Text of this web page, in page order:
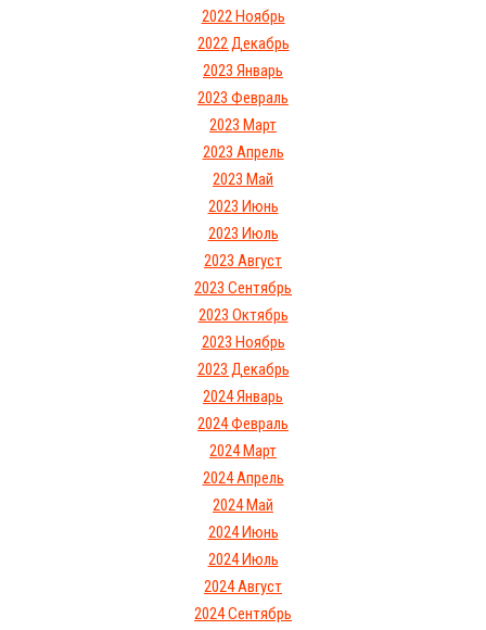
2022 Ноябрь
2022 Декабрь
2023 Январь
2023 Февраль
2023 Март
2023 Апрель
2023 Май
2023 Июнь
2023 Июль
2023 Август
2023 Сентябрь
2023 Октябрь
2023 Ноябрь
2023 Декабрь
2024 Январь
2024 Февраль
2024 Март
2024 Апрель
2024 Май
2024 Июнь
2024 Июль
2024 Август
2024 Сентябрь